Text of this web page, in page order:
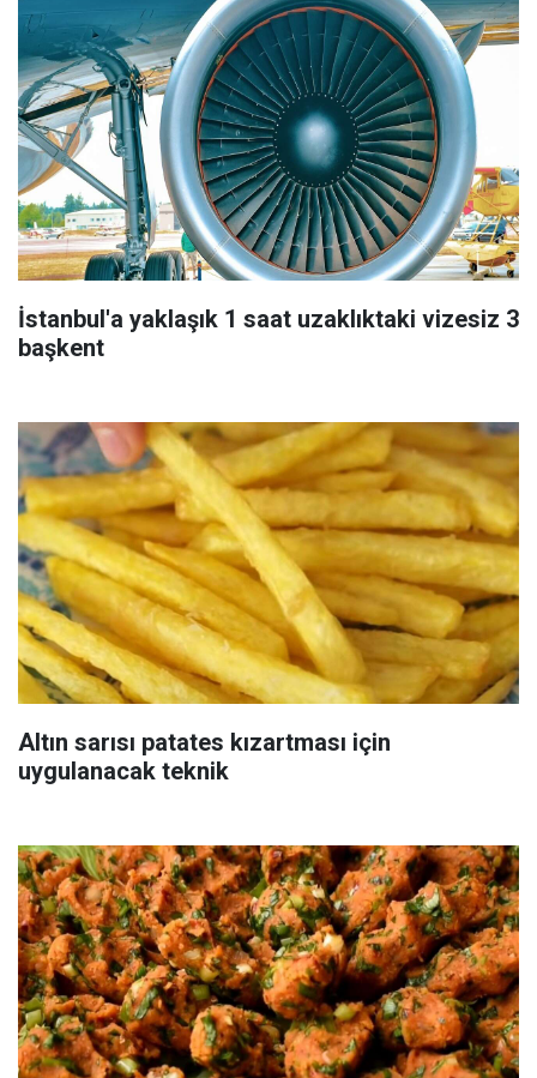
İstanbul'a yaklaşık 1 saat uzaklıktaki vizesiz 3
başkent
Altın sarısı patates kızartması için
uygulanacak teknik